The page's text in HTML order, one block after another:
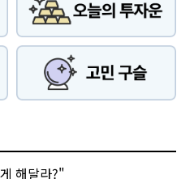
해달라?"